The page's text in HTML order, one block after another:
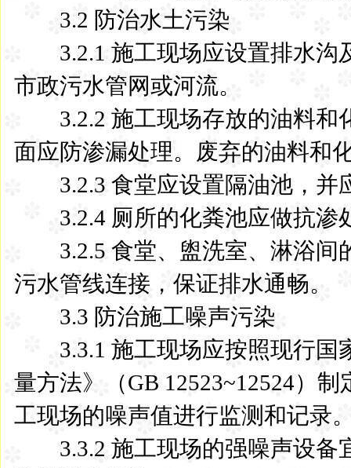
3.2 防治水土污染
3.2.1 施工现场应设置排水沟
市政污水管网或河流。
3.2.2 施工现场存放的油料和
面应防渗漏处理。废弃的油料和
3.2.3 食堂应设置隔油池，并
3.2.4 厕所的化粪池应做抗渗
3.2.5 食堂、盥洗室、淋浴间
污水管线连接，保证排水通畅。
3.3 防治施工噪声污染
3.3.1 施工现场应按照现行国
量方法》（GB 12523~12524）
工现场的噪声值进行监测和记录
3.3.2 施工现场的强噪声设备